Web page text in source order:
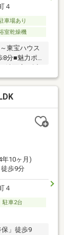
４
車場あり
室乾燥機
東宝ハウス
8分■魅力ポ
トを含む、
コーナーが
ン■設備■・
的なキッチ
周辺環境■・
歩4分
年10ヶ月)
歩9分
４
駐車2台
」徒歩9